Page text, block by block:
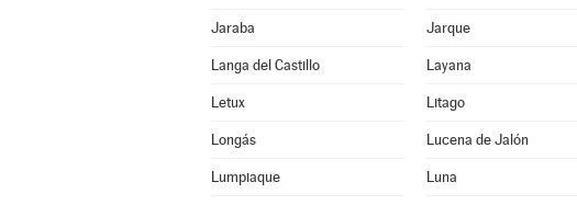
Jaraba Jarque
Langa del Castillo Layana
Letux Litago
Longás Lucena de Jalón
Lumpiaque Luna